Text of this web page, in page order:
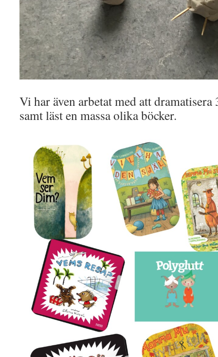
Vi har även arbetat med att
samt läst en massa olika böcker.